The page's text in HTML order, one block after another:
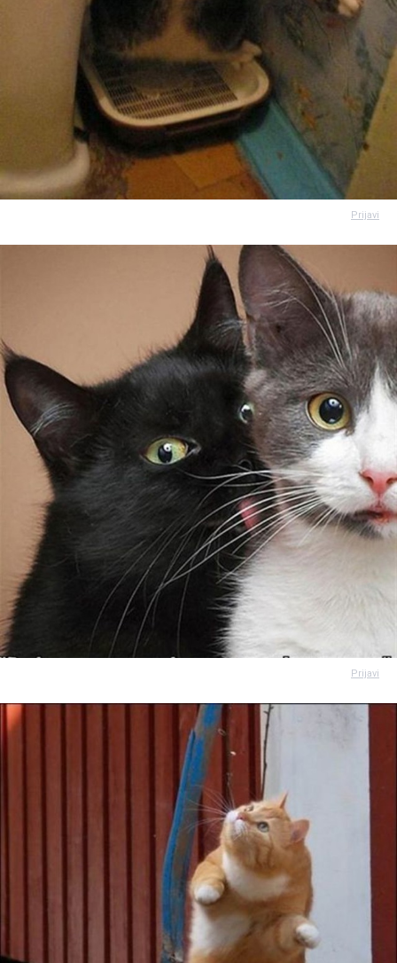
Prijavi
Prijavi